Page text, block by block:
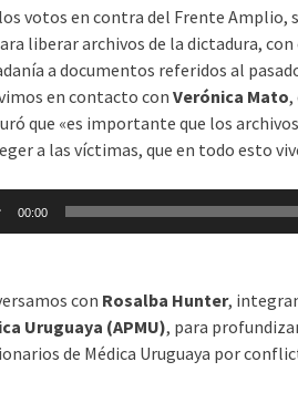
votos en contra del Frente Amplio,
liberar archivos de la dictadura,
a documentos referidos al
en contacto con Verónica Mato,
que «es importante que los
a las víctimas, que en todo esto
00:00
con Rosalba Hunter,
Uruguaya (APMU), para
de Médica Uruguaya por